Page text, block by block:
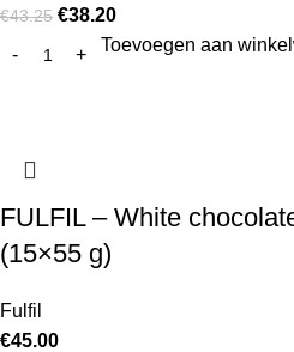
€43.25 €38.20
Toevoegen aan
FULFIL – White
(15×55 g)
Fulfil
€45.00